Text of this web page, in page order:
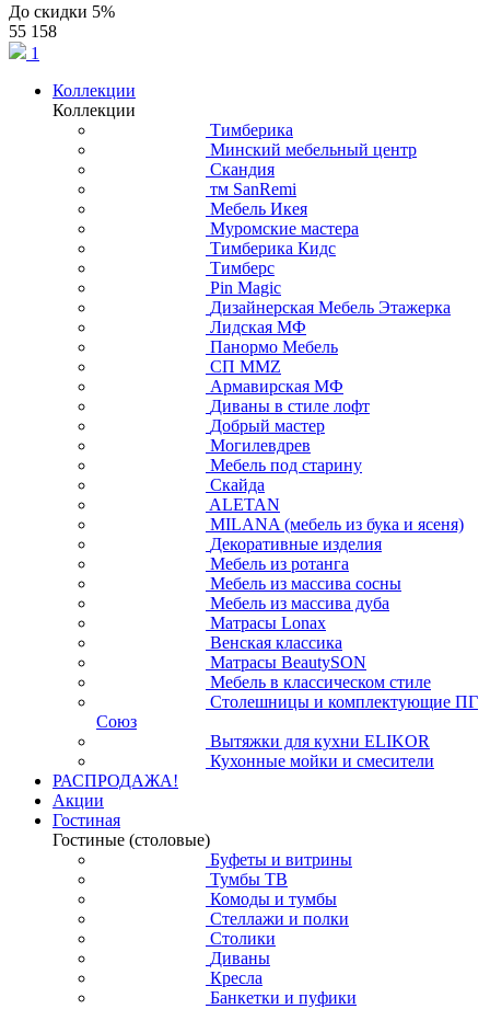
До скидки 5%
55 158
1
Коллекции
Коллекции
Тимберика
Минский мебельный центр
Скандия
тм SanRemi
Мебель Икея
Муромские мастера
Тимберика Кидс
Тимберс
Pin Magic
Дизайнерская Мебель Этажерка
Лидская МФ
Панормо Мебель
СП ММZ
Армавирская МФ
Диваны в стиле лофт
Добрый мастер
Могилевдрев
Мебель под старину
Скайда
ALETAN
MILANA (мебель из бука и ясеня)
Декоративные изделия
Мебель из ротанга
Мебель из массива сосны
Мебель из массива дуба
Матрасы Lonax
Венская классика
Матрасы BeautySON
Мебель в классическом стиле
Столешницы и комплектующие ПГ
Союз
Вытяжки для кухни ELIKOR
Кухонные мойки и смесители
РАСПРОДАЖА!
Акции
Гостиная
Гостиные (столовые)
Буфеты и витрины
Тумбы ТВ
Комоды и тумбы
Стеллажи и полки
Столики
Диваны
Кресла
Банкетки и пуфики